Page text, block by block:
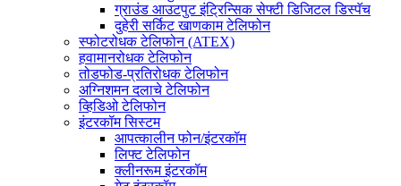
ग्राउंड आउटपुट इंट्रिन्सिक सेफ्टी डिजिटल डिस्पॅच
दुहेरी सर्किट खाणकाम टेलिफोन
स्फोटरोधक टेलिफोन (ATEX)
हवामानरोधक टेलिफोन
तोडफोड-प्रतिरोधक टेलिफोन
अग्निशमन दलाचे टेलिफोन
व्हिडिओ टेलिफोन
इंटरकॉम सिस्टम
आपत्कालीन फोन/इंटरकॉम
लिफ्ट टेलिफोन
क्लीनरूम इंटरकॉम